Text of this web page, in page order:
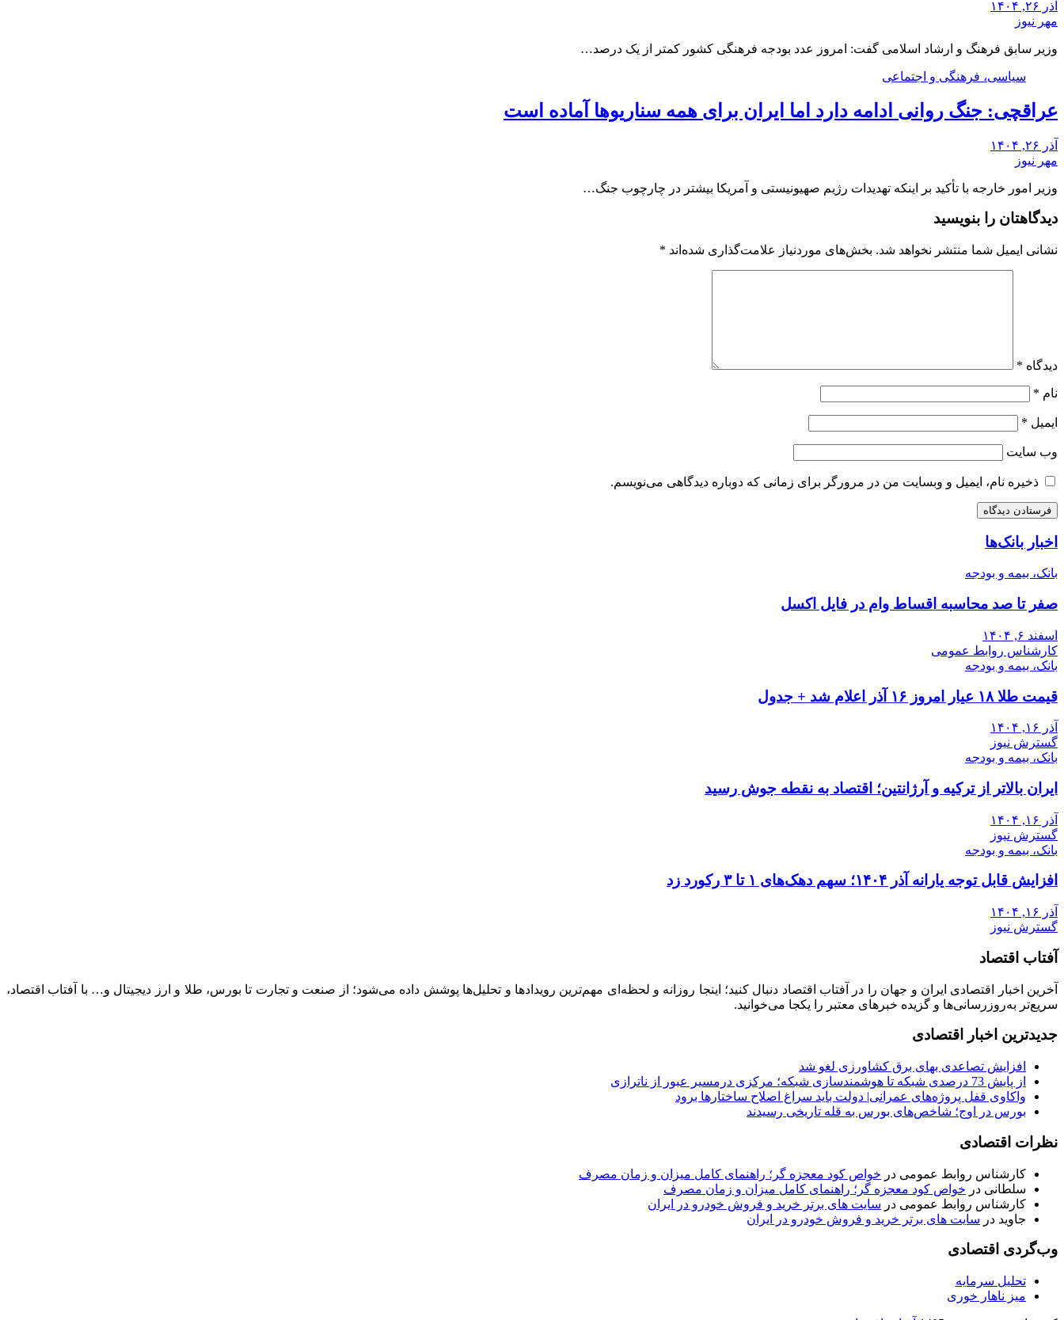
آذر ۲۶, ۱۴۰۴
مهر نیوز
وزیر سابق فرهنگ و ارشاد اسلامی گفت: امروز عدد بودجه فرهنگی کشور کمتر از یک درصد…
سیاسی، فرهنگی و اجتماعی
عراقچی: جنگ روانی ادامه دارد اما ایران برای همه سناریوها آماده است
آذر ۲۶, ۱۴۰۴
مهر نیوز
وزیر امور خارجه با تأکید بر اینکه تهدیدات رژیم صهیونیستی و آمریکا بیشتر در چارچوب جنگ…
دیدگاهتان را بنویسید
نشانی ایمیل شما منتشر نخواهد شد. بخش‌های موردنیاز علامت‌گذاری شده‌اند *
دیدگاه *
نام *
ایمیل *
وب‌ سایت
ذخیره نام، ایمیل و وبسایت من در مرورگر برای زمانی که دوباره دیدگاهی می‌نویسم.
اخبار بانک‌ها
بانک، بیمه و بودجه
صفر تا صد محاسبه اقساط وام در فایل اکسل
اسفند ۶, ۱۴۰۴
کارشناس روابط عمومی
بانک، بیمه و بودجه
قیمت طلا ۱۸ عیار امروز ۱۶ آذر اعلام شد + جدول
آذر ۱۶, ۱۴۰۴
گسترش نیوز
بانک، بیمه و بودجه
ایران بالاتر از ترکیه و آرژانتین؛ اقتصاد به نقطه جوش رسید
آذر ۱۶, ۱۴۰۴
گسترش نیوز
بانک، بیمه و بودجه
افزایش قابل توجه یارانه آذر ۱۴۰۴؛ سهم دهک‌های ۱ تا ۳ رکورد زد
آذر ۱۶, ۱۴۰۴
گسترش نیوز
آفتاب اقتصاد
آخرین اخبار اقتصادی ایران و جهان را در آفتاب اقتصاد دنبال کنید؛ اینجا روزانه و لحظه‌ای مهم‌ترین رویدادها و تحلیل‌ها پوشش داده می‌شود؛ از صنعت و تجارت تا بورس، طلا و ارز دیجیتال و… با آفتاب اقتصاد،
سریع‌تر به‌روزرسانی‌ها و گزیده خبرهای معتبر را یکجا می‌خوانید.
جدیدترین اخبار اقتصادی
افزایش تصاعدی بهای برق کشاورزی لغو شد
از پایش 73 درصدی شبکه تا هوشمندسازی شبکه؛ مرکزی درمسیر عبور از ناترازی
واکاوی قفل پروژه‌های عمرانی| دولت باید سراغ اصلاح ساختارها برود
بورس در اوج؛ شاخص‌های بورس به قله تاریخی رسیدند
نظرات اقتصادی
کارشناس روابط عمومی در خواص کود معجزه گر؛ راهنمای کامل میزان و زمان مصرف
سلطانی در خواص کود معجزه گر؛ راهنمای کامل میزان و زمان مصرف
کارشناس روابط عمومی در سایت های برتر خرید و فروش خودرو در ایران
جاوید در سایت های برتر خرید و فروش خودرو در ایران
وب‌گردی اقتصادی
تحلیل سرمایه
میز ناهار خوری